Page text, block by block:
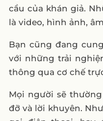
Câu hỏi thường
1. Trang FAQ là
cho doanh
2. Lợi ích chính
gì?
3. Làm thế nào
quả?
4. Tại sao các
cầu của khán giả.
là video, hình ảnh,
Bạn cũng đang
với những trải
thông qua cơ chế
Mọi người sẽ
đỡ và lời khuyên.